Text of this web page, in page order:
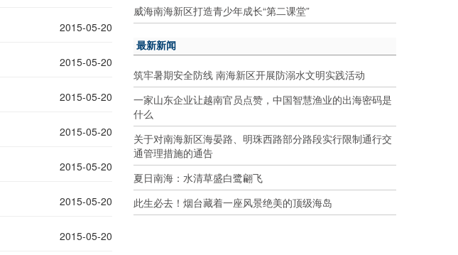
2015-05-20
2015-05-20
2015-05-20
2015-05-20
2015-05-20
2015-05-20
2015-05-20
威海南海新区打造青少年成长“第二课堂”
最新新闻
筑牢暑期安全防线 南海新区开展防溺水文明实践活动
一家山东企业让越南官员点赞，中国智慧渔业的出海密码是
什么
关于对南海新区海晏路、明珠西路部分路段实行限制通行交
通管理措施的通告
夏日南海：水清草盛白鹭翩飞
此生必去！烟台藏着一座风景绝美的顶级海岛